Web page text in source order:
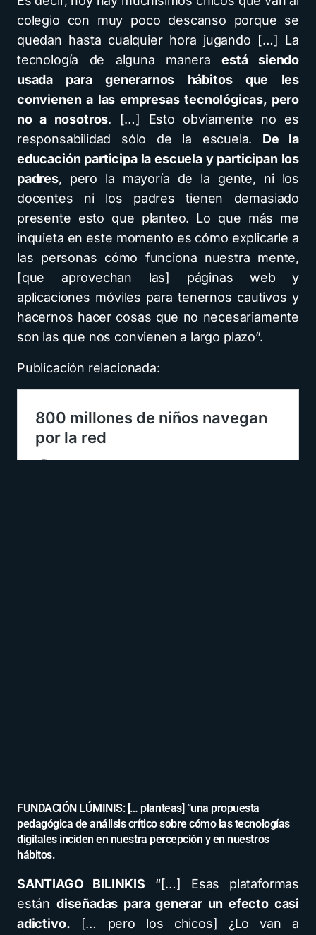
colegio con muy poco descanso porque se
quedan hasta cualquier hora jugando […] La
tecnología de alguna maneraestá siendo
usada para generarnos hábitos que les
convienen a las empresas tecnológicas, pero
no a nosotros. […] Esto obviamente no es
responsabilidad sólo de la escuela. De la
educación participa la escuela y participan los
padres, pero la mayoría de la gente, ni los
docentes ni los padres tienen demasiado
presente esto que planteo. Lo que más me
inquieta en este momento es cómo explicarle a
las personas cómo funciona nuestra mente,
[que aprovechan las] páginas web y
aplicaciones móviles para tenernos cautivos y
hacernos hacer cosas que no necesariamente
son las que nos convienen a largo plazo”.
Publicación relacionada:
FUNDACIÓN LÚMINIS: [… planteas] “una propuesta
pedagógica de análisis crítico sobre cómo las tecnologías
digitales inciden en nuestra percepción y en nuestros
hábitos.
SANTIAGO BILINKIS “[…] Esas plataformas
están diseñadas para generar un efecto casi
adictivo. [… pero los chicos] ¿Lo van a